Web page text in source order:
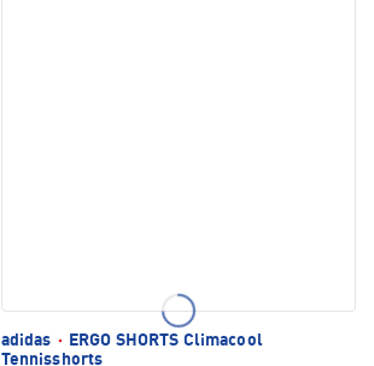
adidas ·
ERGO SHORTS Climacool
Tennisshorts